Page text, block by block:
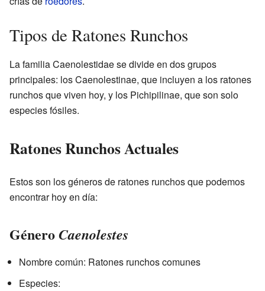
Tipos de Ratones Runchos
La familia Caenolestidae se divide en dos grupos
principales: los Caenolestinae, que incluyen a los ratones
runchos que viven hoy, y los Pichipilinae, que son solo
especies fósiles.
Ratones Runchos Actuales
Estos son los géneros de ratones runchos que podemos
encontrar hoy en día:
GéneroCaenolestes
Nombre común: Ratones runchos comunes
Especies: